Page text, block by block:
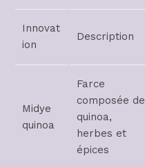
Innovat
ion
Description
Midye
quinoa
Farce
composée de
quinoa,
herbes et
épices